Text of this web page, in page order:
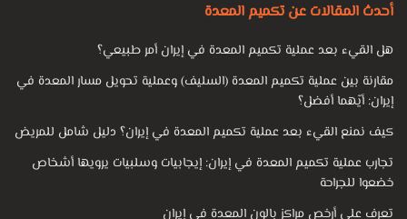
أحدث المقالات عن تكميم المعدة
هل القيء بعد عملية تكميم المعدة في إيران أمر طبيعي؟
مقارنة بين عملية تكميم المعدة (السليف) وعملية تحويل مسار المعدة في
إيران: أيّهما أفضل؟
كيف نمنع القيء بعد عملية تكميم المعدة في إيران؟ دليل شامل للمريض
تجارب عملية تكميم المعدة في إيران: إيجابيات وسلبيات يرويها أشخاص
خضعوا للجراحة
تعرف على أرخص مراكز بالون المعدة في إيران